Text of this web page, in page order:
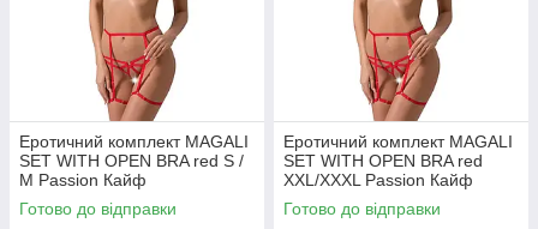
Еротичний комплект MAGALI
SET WITH OPEN BRA red S /
M Passion Кайф
Готово до відправки
Еротичний комплект MAGALI
SET WITH OPEN BRA red
XXL/XXXL Passion Кайф
Готово до відправки